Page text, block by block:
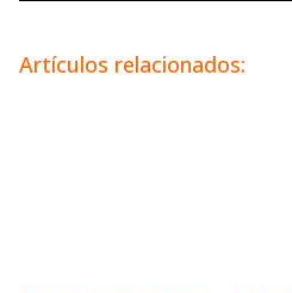
Artículos relacionados: